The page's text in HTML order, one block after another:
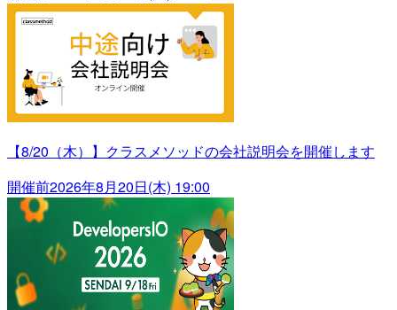
【8/20（木）】クラスメソッドの会社説明会を開催します
開催前2026年8月20日(木) 19:00